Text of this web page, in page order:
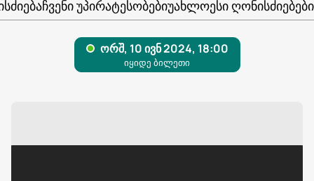
ᲩᲕᲔᲜᲘ ᲣᲞᲘᲠᲐᲢᲔᲡᲝᲑᲔᲑᲘᲣᲐᲮᲚᲝᲔᲡᲘ ᲦᲝᲜᲘᲡᲫᲘᲔᲑᲔᲑᲘ